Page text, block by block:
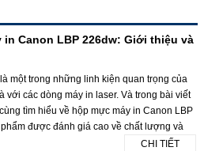
in Canon LBP 226dw: Giới thiệu và
một trong những linh kiện quan trọng của
với các dòng máy in laser. Và trong bài viết
tìm hiểu về hộp mực máy in Canon LBP
được đánh giá cao về chất lượng và
CHI TIẾT